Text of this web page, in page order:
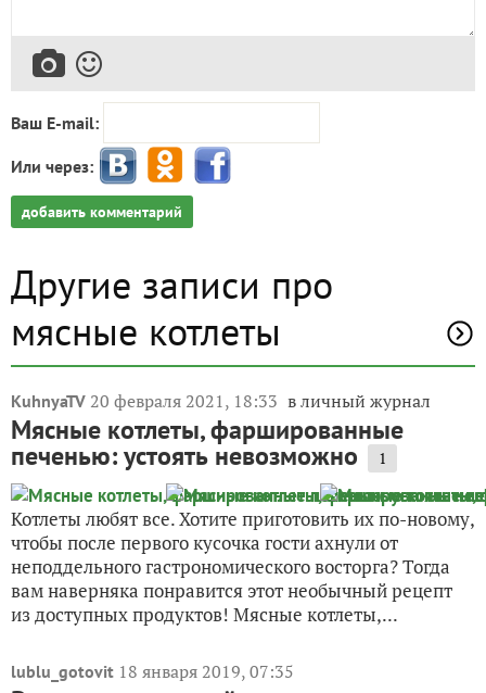
Ваш E-mail:
Или через:
добавить комментарий
Другие записи про
мясные котлеты
KuhnyaTV 20 февраля 2021, 18:33 в личный журнал
Мясные котлеты, фаршированные
печенью: устоять невозможно 1
Котлеты любят все. Хотите приготовить их по-новому,
чтобы после первого кусочка гости ахнули от
неподдельного гастрономического восторга? Тогда
вам наверняка понравится этот необычный рецепт
из доступных продуктов! Мясные котлеты,...
lublu_gotovit 18 января 2019, 07:35